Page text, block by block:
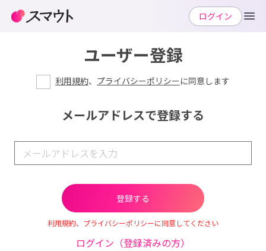
ユーザー登録
利用規約、 プライバシーポリシーに同意します
メールアドレスで登録する
利用規約、プライバシーポリシーに同意してください
ログイン（登録済みの方）
ログイン